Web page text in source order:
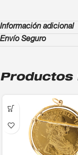
Información adicional
Envío Seguro
Productos